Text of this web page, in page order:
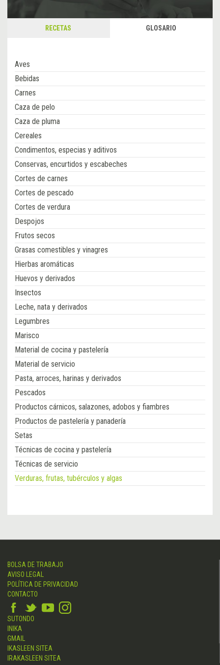
RECETAS GLOSARIO
Aves
Bebidas
Carnes
Caza de pelo
Caza de pluma
Cereales
Condimentos, especias y aditivos
Conservas, encurtidos y escabeches
Cortes de carnes
Cortes de pescado
Cortes de verdura
Despojos
Frutos secos
Grasas comestibles y vinagres
Hierbas aromáticas
Huevos y derivados
Insectos
Leche, nata y derivados
Legumbres
Marisco
Material de cocina y pastelería
Material de servicio
Pasta, arroces, harinas y derivados
Pescados
Productos cárnicos, salazones, adobos y fiambres
Productos de pastelería y panadería
Setas
Técnicas de cocina y pastelería
Técnicas de servicio
Verduras, frutas, tubérculos y algas
BOLSA DE TRABAJO
AVISO LEGAL
POLÍTICA DE PRIVACIDAD
CONTACTO
SUTONDO
INIKA
GMAIL
IKASLEEN SITEA
IRAKASLEEN SITEA